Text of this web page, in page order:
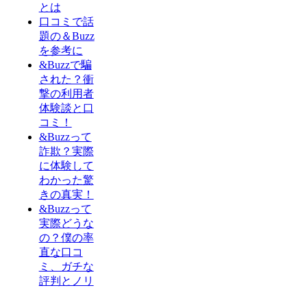
とは
口コミで話
題の＆Buzz
を参考に
&Buzzで騙
された？衝
撃の利用者
体験談と口
コミ！
&Buzzって
詐欺？実際
に体験して
わかった驚
きの真実！
&Buzzって
実際どうな
の？僕の率
直な口コ
ミ、ガチな
評判とノリ